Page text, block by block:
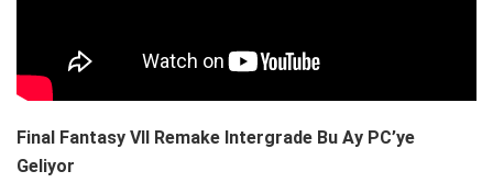
Final Fantasy VII Remake Intergrade Bu Ay PC’ye
Geliyor